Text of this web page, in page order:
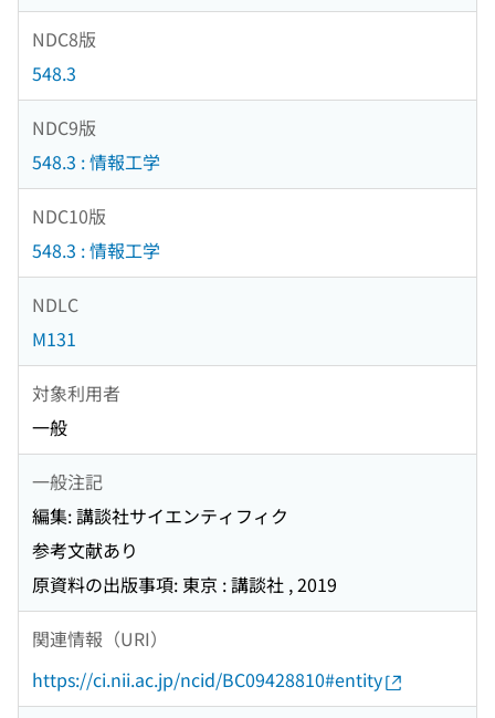
NDC8版
548.3
NDC9版
548.3 : 情報工学
NDC10版
548.3 : 情報工学
NDLC
M131
対象利用者
一般
一般注記
編集: 講談社サイエンティフィク
参考文献あり
原資料の出版事項: 東京 : 講談社 , 2019
関連情報（URI）
https://ci.nii.ac.jp/ncid/BC09428810#entity